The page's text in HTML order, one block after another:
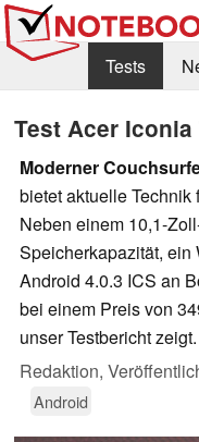
Tests
Kaufberatung
Forum
Test Acer Iconia
Moderner
bietet aktuelle Technik
Neben einem 10,1-
Speicherkapazität,
Android 4.0.3 ICS an
bei einem Preis von
unser Testbericht zeigt.
Redaktion,
Android